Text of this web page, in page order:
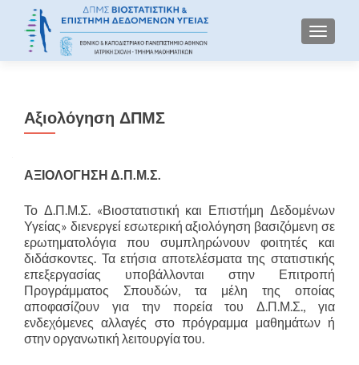
Αξιολόγηση ΔΠΜΣ
ΑΞΙΟΛΟΓΗΣΗ Δ.Π.Μ.Σ.
Το Δ.Π.Μ.Σ. «Βιοστατιστική και Επιστήμη Δεδομένων
Υγείας» διενεργεί εσωτερική αξιολόγηση βασιζόμενη σε
ερωτηματολόγια που συμπληρώνουν φοιτητές και
διδάσκοντες. Τα ετήσια αποτελέσματα της στατιστικής
επεξεργασίας υποβάλλονται στην Επιτροπή
Προγράμματος Σπουδών, τα μέλη της οποίας
αποφασίζουν για την πορεία του Δ.Π.Μ.Σ., για
ενδεχόμενες αλλαγές στο πρόγραμμα μαθημάτων ή
στην οργανωτική λειτουργία του.